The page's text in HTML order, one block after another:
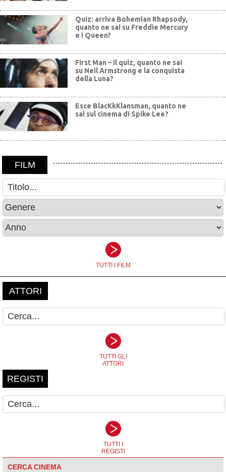
Quiz: arriva Bohemian Rhapsody,
quanto ne sai su Freddie Mercury
e i Queen?
First Man – Il quiz, quanto ne sai
su Neil Armstrong e la conquista
della Luna?
Esce BlacKkKlansman, quanto ne
sai sul cinema di Spike Lee?